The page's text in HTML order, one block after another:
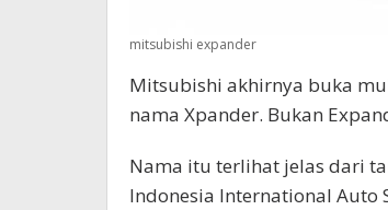
mitsubishi expander
Mitsubishi akhirnya buka
nama Xpander. Bukan
Nama itu terlihat jelas dari
Indonesia International Auto